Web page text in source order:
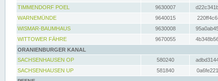
TIMMENDORF POEL
9630007
WARNEMÜNDE
9640015
WISMAR-BAUMHAUS
9630008
WITTOWER FÄHRE
9670055
ORANIENBURGER KANAL
SACHSENHAUSEN OP
580240
SACHSENHAUSEN UP
581840